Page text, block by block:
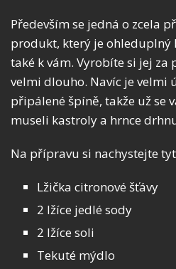
Především se jedná o zcela
produkt, který je ohleduplný
také k vám. Vyrobíte si jej za
velmi dlouho. Navíc je velmi
připálené špíně, takže už se
museli kastroly a hrnce
Na přípravu si nachystejte
Lžička citronové šťávy
2 lžíce jedlé sody
2 lžíce soli
Tekuté mýdlo